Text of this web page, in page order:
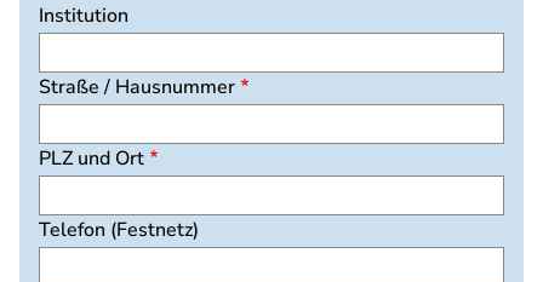
Institution
Straße / Hausnummer
PLZ und Ort
Telefon (Festnetz)